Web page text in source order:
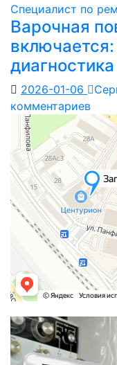
Специалист по
Варочная
диагностика
2026-01-06
комментариев